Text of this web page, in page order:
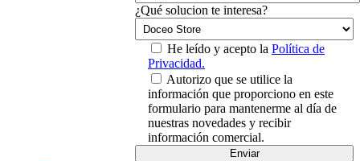
¿Qué solucion te interesa?
He leído y acepto la Política de
Privacidad.
Autorizo que se utilice la
información que proporciono en este
formulario para mantenerme al día de
nuestras novedades y recibir
información comercial.